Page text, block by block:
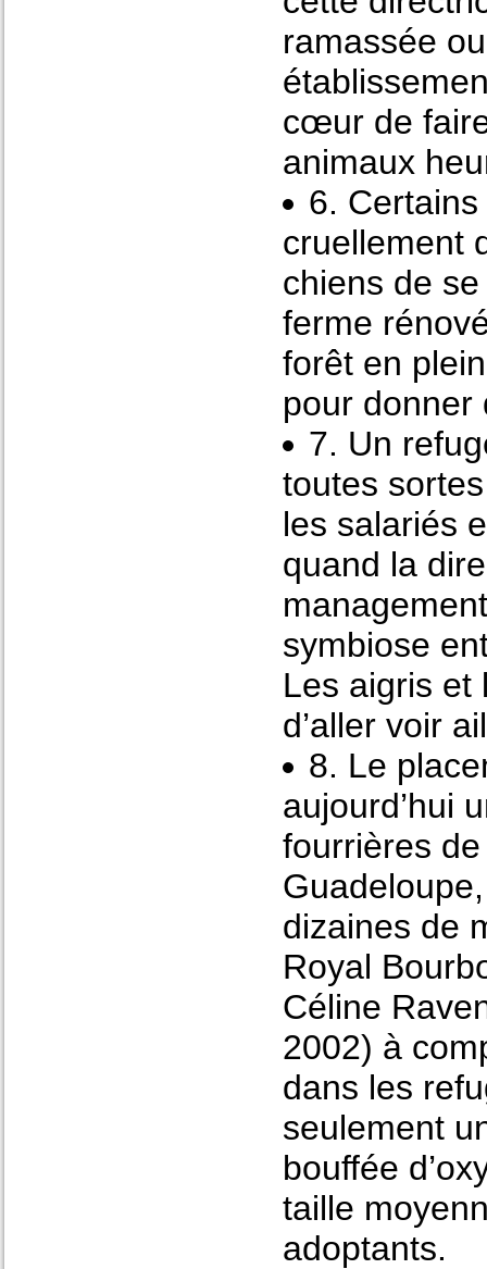
ramassée
cœur de
animaux
6.
cruellement
chiens de
ferme
forêt en
pour donner
7. Un
toutes
les salariés
quand la
symbiose
Les aigris et
d’aller voir
8. Le
aujourd’hui
fourrières
dizaines de
Royal
Céline
2002) à
dans les
seulement
bouffée
taille
adoptants.